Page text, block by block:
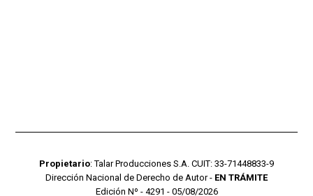
Propietario: Talar Producciones S.A. CUIT: 33-71448833-9
Dirección Nacional de Derecho de Autor - EN TRÁMITE
Edición Nº - 4291 - 05/08/2026